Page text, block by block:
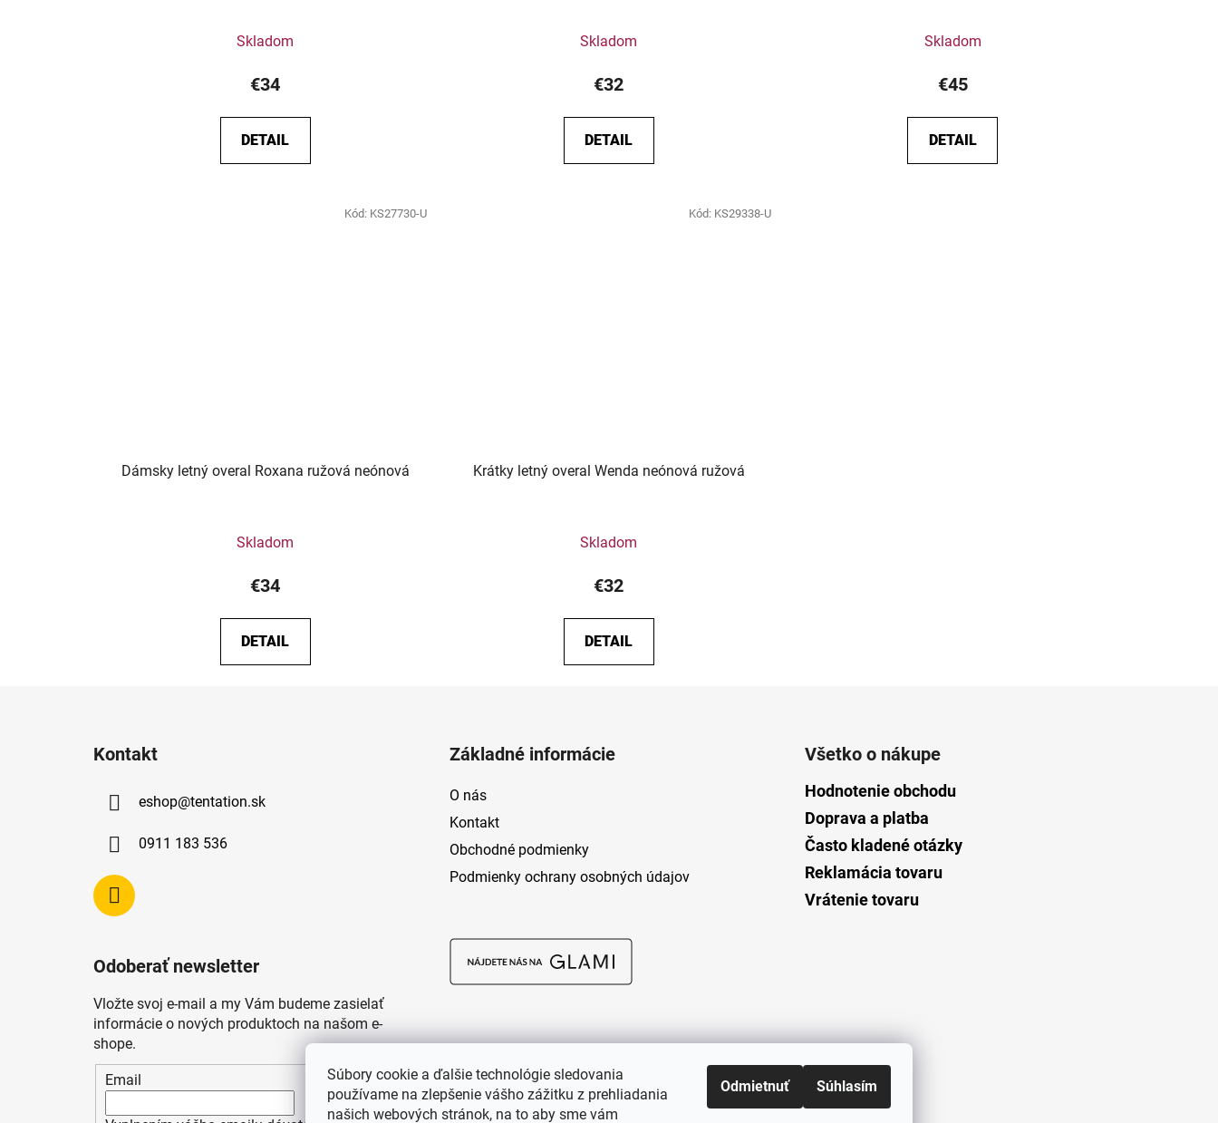
Súbory cookie a ďalšie technológie sledovania
používame na zlepšenie vášho zážitku z prehliadania
našich webových stránok, na to aby sme vám
Odmietnuť Súhlasím
Skladom
€34
DETAIL
Skladom
€32
DETAIL
Skladom
€45
DETAIL
Dámsky letný overal Roxana ružová neónová
Skladom
€34
DETAIL
Kód: KS27730-U
Krátky letný overal Wenda neónová ružová
Skladom
€32
DETAIL
Kód: KS29338-U
Kontakt
eshop@tentation.sk
0911 183 536
Základné informácie
O nás
Kontakt
Obchodné podmienky
Podmienky ochrany osobných údajov
Všetko o nákupe
Hodnotenie obchodu
Doprava a platba
Často kladené otázky
Reklamácia tovaru
Vrátenie tovaru
Odoberať newsletter
Vložte svoj e-mail a my Vám budeme zasielať
informácie o nových produktoch na našom e-
shope.
Email